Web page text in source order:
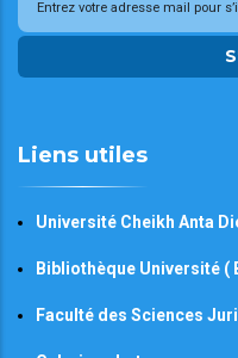
Liens utiles
Université Cheikh Anta
Bibliothèque Université (
Faculté des Sciences